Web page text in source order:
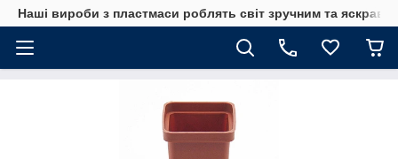
Наші вироби з пластмаси роблять світ зручним та